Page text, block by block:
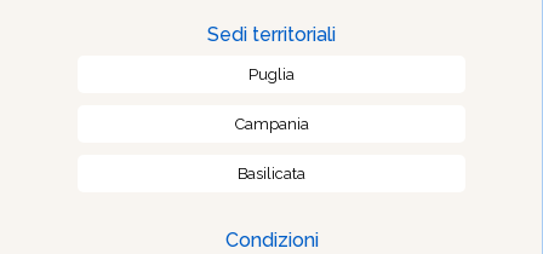
Sedi territoriali
Puglia
Campania
Basilicata
Condizioni